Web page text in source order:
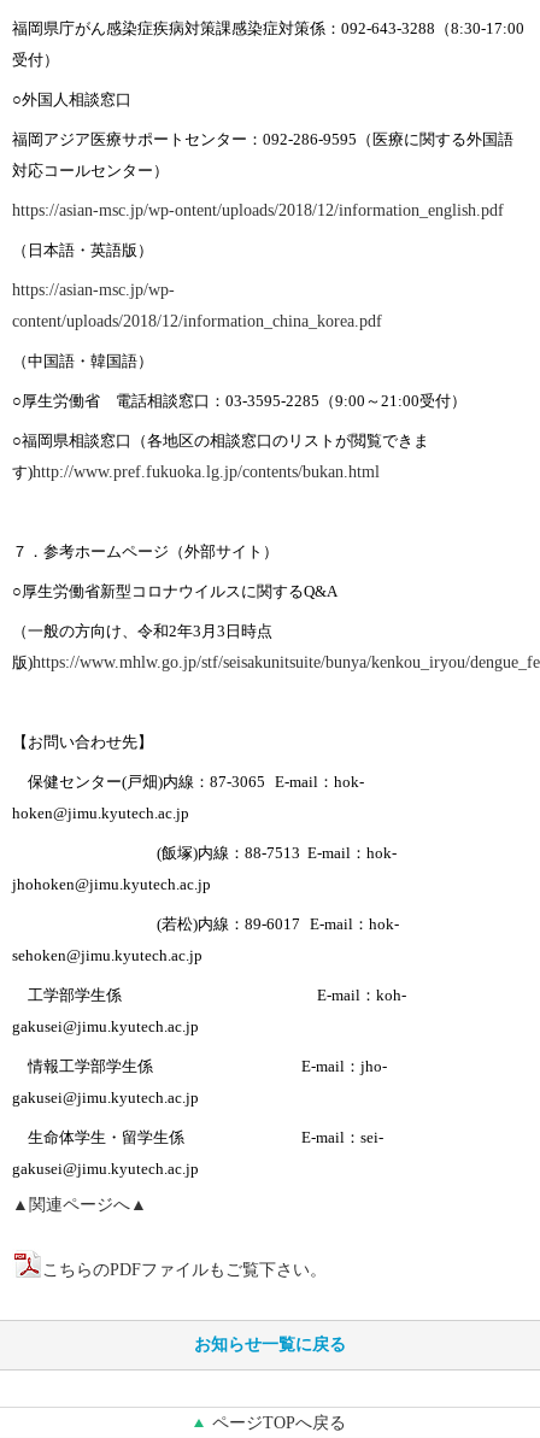
福岡県庁がん感染症疾病対策課感染症対策係： 092-643-3288 （8:30-17:00
受付）
○外国人相談窓口
福岡アジア医療サポートセンター： 092-286-9595 （医療に関する外国語
対応コールセンター）
https://asian-msc.jp/wp-ontent/uploads/2018/12/information_english.pdf
（日本語・英語版）
https://asian-msc.jp/wp-
content/uploads/2018/12/information_china_korea.pdf
（中国語・韓国語）
○厚生労働省 電話相談窓口： 03-3595-2285 （9:00 ～21:00受付）
○福岡県相談窓口（各地区の相談窓口のリストが閲覧できま
す)http://www.pref.fukuoka.lg.jp/contents/bukan.html
７．参考ホームページ（外部サイト）
○厚生労働省新型コロナウイルスに関するQ&A
（一般の方向け、令和2年3 月 3 日時点
版)https://www.mhlw.go.jp/stf/seisakunitsuite/bunya/kenkou_iryou/
【お問い合わせ先】
保健センター(戸畑)内線： 87-3065 E-mail ： hok-
hoken@jimu.kyutech.ac.jp
(飯塚)内線： 88-7513 E-mail ： hok-
jhohoken@jimu.kyutech.ac.jp
(若松)内線： 89-6017 E-mail ： hok-
sehoken@jimu.kyutech.ac.jp
工学部学生係 E-mail ： koh-
gakusei@jimu.kyutech.ac.jp
情報工学部学生係 E-mail ： jho-
gakusei@jimu.kyutech.ac.jp
生命体学生・留学生係 E-mail ： sei-
gakusei@jimu.kyutech.ac.jp
▲関連ページへ▲
こちらのPDFファイルもご覧下さい。
お知らせ一覧に戻る
ページTOPへ戻る